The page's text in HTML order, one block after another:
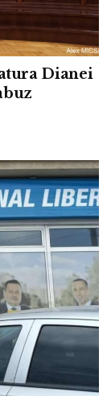
Dianei